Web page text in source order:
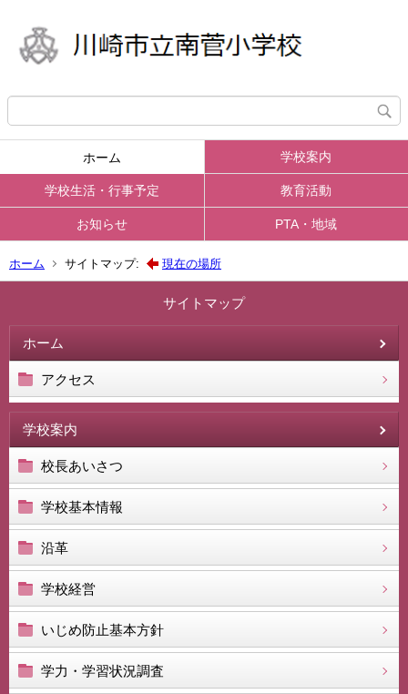
ホーム 学校案内
学校生活・行事予定 教育活動
お知らせ PTA・地域
ホーム サイトマップ: 現在の場所
サイトマップ
ホーム
アクセス
学校案内
校長あいさつ
学校基本情報
沿革
学校経営
いじめ防止基本方針
学力・学習状況調査